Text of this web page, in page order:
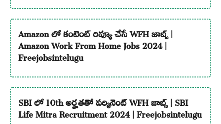
Amazon లో కంటెంట్ రివ్యూ చేసే WFH జాబ్స్ |
Amazon Work From Home Jobs 2024 |
Freejobsintelugu
SBI లో 10th అర్హతతో పర్మినెంట్ WFH జాబ్స్ | SBI
Life Mitra Recruitment 2024 | Freejobsintelugu